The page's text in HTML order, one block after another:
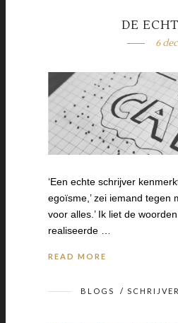
DE
6
‘Een echte schrijver
egoïsme,’ zei iemand tegen
voor alles.’ Ik liet de
realiseerde …
READ MORE
BLOGS /